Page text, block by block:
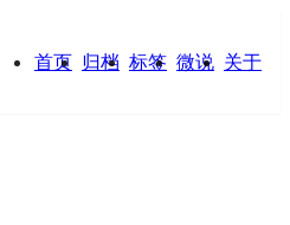
首页 归档 标签 微说 关于